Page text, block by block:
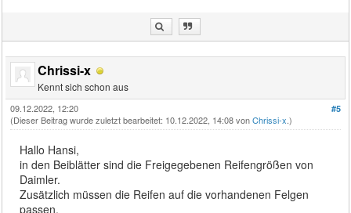
Chrissi-x
Kennt sich schon aus
#5
09.12.2022, 12:20
(Dieser Beitrag wurde zuletzt bearbeitet: 10.12.2022, 14:08 vonChrissi-x .)
Hallo Hansi,
in den Beiblätter sind die Freigegebenen Reifengrößen von
Daimler.
Zusätzlich müssen die Reifen auf die vorhandenen Felgen
passen.